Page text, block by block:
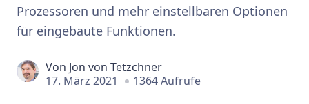
Prozessoren und mehr einstellbaren Optionen
für eingebaute Funktionen.
Von Jon von Tetzchner
17. März 2021
1364 Aufrufe